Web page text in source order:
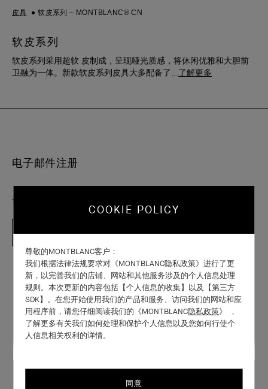
皮具 软皮系列 – MONTBLANC® CN
软皮系列
软皮系列采用超软 皮制成，呈现哑光质感，将休闲优雅和大胆前
卫融为一体。新款软皮系列皮具大多配备了...了解更多
电子邮件注册
订阅我们的万宝龙月度期刊
注册
COOKIE POLICY
尊敬的MONTBLANC客户：
我们根据法律法规要求对《MONTBLANC隐私政策》进行了更
新，以完善我们的店铺、网站和其他服务涉及的个人信息处理
规则。本次更新的内容包括【个人信息的收集】以及【第三方
SDK】。在您开始使用我们的产品和服务、访问我们的网站和应
用程序前，请您仔细阅读我们的《MONTBLANC隐私政策》 ，
了解更多有关我们如何处理和保护个人信息以及您如何行使个
人信息相关权利的详情。
同意